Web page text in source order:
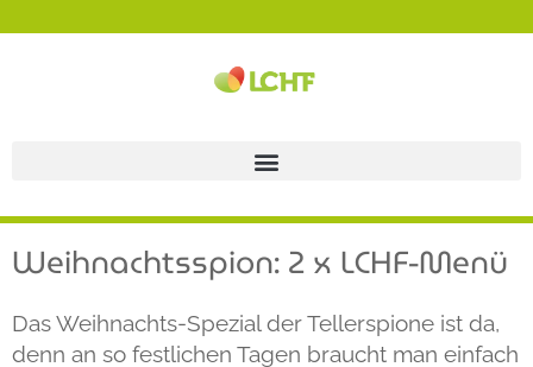
Weihnachtsspion: 2 x LCHF-Menü
Das Weihnachts-Spezial der Tellerspione ist da,
denn an so festlichen Tagen braucht man einfach